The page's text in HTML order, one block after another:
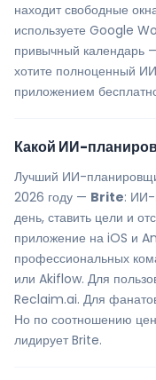
находит свободные
используете Google
привычный календарь
хотите полноценный
приложением
Какой ИИ-
Лучший ИИ-
2026 году — Brite: ИИ-
день, ставить цели и
приложение на iOS и
профессиональных
или Akiflow. Для
Reclaim.ai. Для
Но по соотношению
лидирует Brite.